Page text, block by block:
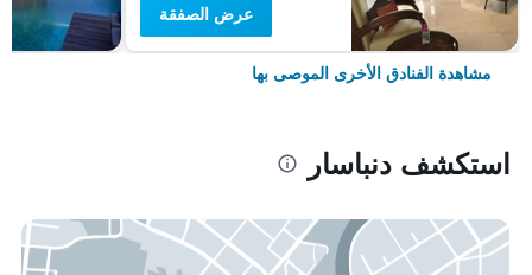
عرض الصفقة
مشاهدة الفنادق الأخرى الموصى بها
استكشف دنباسار